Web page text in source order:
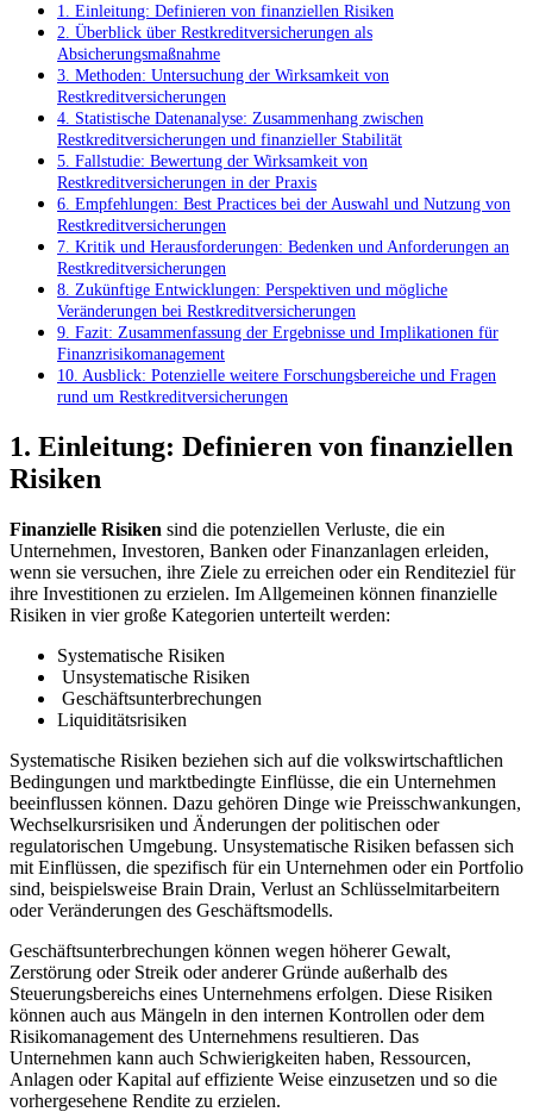
1. Einleitung: Definieren von finanziellen Risiken
2. Überblick über Restkreditversicherungen als‍
Absicherungsmaßnahme
3. Methoden:⁤ Untersuchung der Wirksamkeit von
Restkreditversicherungen
4. Statistische Datenanalyse: Zusammenhang zwischen
Restkreditversicherungen und finanzieller Stabilität
5. Fallstudie: Bewertung der​ Wirksamkeit von
Restkreditversicherungen in der Praxis
6. Empfehlungen: Best Practices bei ‍der Auswahl und Nutzung von
Restkreditversicherungen
7. Kritik und Herausforderungen: Bedenken ⁣und Anforderungen an
Restkreditversicherungen
8. Zukünftige Entwicklungen: Perspektiven ‌und ⁣mögliche
Veränderungen bei Restkreditversicherungen
9.‌ Fazit: Zusammenfassung‍ der Ergebnisse ⁢und Implikationen für
Finanzrisikomanagement
10.⁤ Ausblick: Potenzielle ⁢weitere Forschungsbereiche und Fragen
rund um ⁣Restkreditversicherungen
1. Einleitung: Definieren von finanziellen
Risiken
Finanzielle Risiken sind die potenziellen ‌Verluste, die ein
Unternehmen, Investoren, ⁣Banken oder Finanzanlagen erleiden,​
wenn sie versuchen, ihre Ziele zu erreichen oder ein⁢ Renditeziel ‌für
ihre Investitionen zu erzielen. Im Allgemeinen können finanzielle⁢
Risiken in vier ⁣große Kategorien unterteilt werden:
Systematische ⁢Risiken
‌ Unsystematische Risiken
⁢ Geschäftsunterbrechungen
Liquiditätsrisiken
Systematische Risiken beziehen⁢ sich auf ⁢die volkswirtschaftlichen
⁤Bedingungen ⁤und⁣ marktbedingte⁤ Einflüsse, die ein Unternehmen
beeinflussen⁢ können. Dazu ⁣gehören ⁢Dinge ‍wie Preisschwankungen,
Wechselkursrisiken und‌ Änderungen der politischen oder ​
regulatorischen Umgebung. Unsystematische Risiken befassen sich
mit Einflüssen, ⁢die spezifisch für ein Unternehmen oder ein Portfolio
sind, beispielsweise Brain Drain, Verlust⁤ an Schlüsselmitarbeitern
oder Veränderungen des Geschäftsmodells.⁤
Geschäftsunterbrechungen ‍können wegen höherer Gewalt,
‌Zerstörung oder Streik‍ oder anderer Gründe außerhalb des
Steuerungsbereichs eines Unternehmens erfolgen. Diese Risiken
können auch aus Mängeln in den internen⁢ Kontrollen oder dem
Risikomanagement ​des ⁢Unternehmens resultieren. Das
Unternehmen kann auch Schwierigkeiten haben,⁢ Ressourcen,
Anlagen oder​ Kapital auf effiziente Weise einzusetzen und so ⁢die
vorhergesehene Rendite zu erzielen.